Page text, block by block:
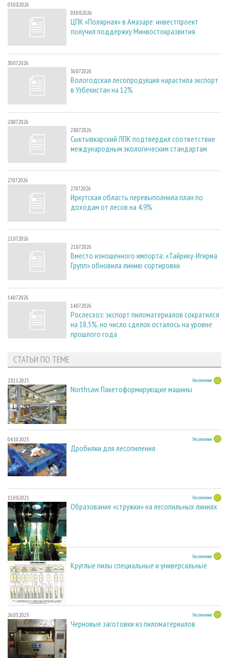
03.08.2026
03.08.2026
ЦПК «Полярная» в Амазаре: инвестпроект
получил поддержку Минвостокразвития
30.07.2026
30.07.2026
Вологодская лесопродукция нарастила экспорт
в Узбекистан на 12%
28.07.2026
28.07.2026
Сыктывкарский ЛПК подтвердил соответствие
международным экологическим стандартам
27.07.2026
27.07.2026
Иркутская область перевыполнила план по
доходам от лесов на 4,9%
21.07.2026
21.07.2026
Вместо изношенного импорта: «Тайрику-Игирма
Групп» обновила линию сортировки
14.07.2026
14.07.2026
Рослесхоз: экспорт пиломатериалов сократился
на 18,5%, но число сделок осталось на уровне
прошлого года
СТАТЬИ ПО ТЕМЕ
28.11.2025 Лесопиление
Northsaw. Пакетоформирующие машины
04.10.2025 Лесопиление
Дробилки для лесопиления
15.08.2025 Лесопиление
Образование «стружки» на лесопильных линиях
27.05.2025 Лесопиление
Круглые пилы специальные и универсальные
26.03.2025 Лесопиление
Черновые заготовки из пиломатериалов